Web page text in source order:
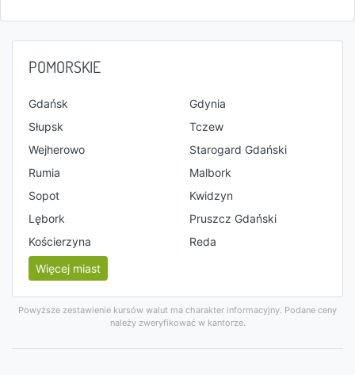
POMORSKIE
Gdańsk
Gdynia
Słupsk
Tczew
Wejherowo
Starogard Gdański
Rumia
Malbork
Sopot
Kwidzyn
Lębork
Pruszcz Gdański
Kościerzyna
Reda
Więcej miast
Powyższe zestawienie kursów walut ma charakter informacyjny. Podane ceny
należy zweryfikować w kantorze.